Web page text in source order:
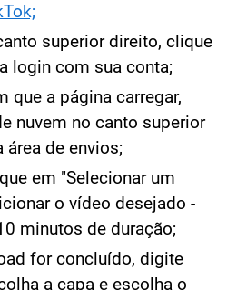
superior direito, clique
login com sua conta;
que a página carregar,
nuvem no canto superior
área de envios;
em "Selecionar um
o vídeo desejado -
minutos de duração;
for concluído, digite
a capa e escolha o